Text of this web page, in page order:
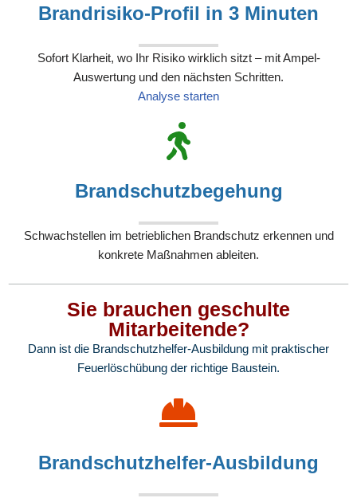
Brandrisiko-Profil in 3 Minuten
Sofort Klarheit, wo Ihr Risiko wirklich sitzt – mit Ampel-
Auswertung und den nächsten Schritten.
Analyse starten
Brandschutzbegehung
Schwachstellen im betrieblichen Brandschutz erkennen und
konkrete Maßnahmen ableiten.
Sie brauchen geschulte
Mitarbeitende?
Dann ist die Brandschutzhelfer-Ausbildung mit praktischer
Feuerlöschübung der richtige Baustein.
Brandschutzhelfer-Ausbildung